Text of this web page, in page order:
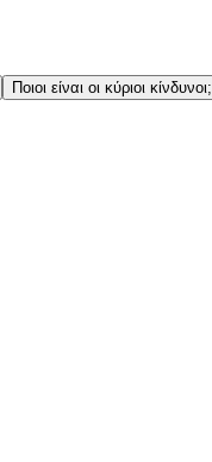
Ποιοι είναι οι κύριοι κίνδυνοι;